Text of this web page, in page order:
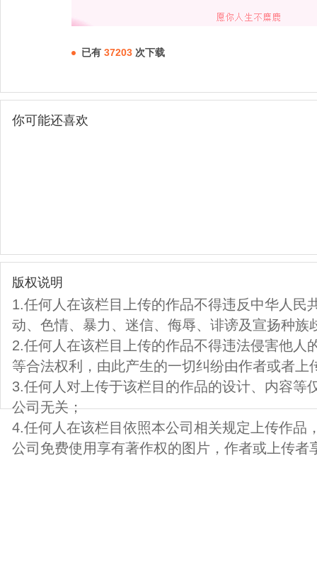
已有 37203 次下载
你可能还喜欢
版权说明
1.任何人在该栏目上传的作品不得违反中华人民
动、色情、暴力、迷信、侮辱、诽谤及宣扬种族
2.任何人在该栏目上传的作品不得违法侵害他人
等合法权利，由此产生的一切纠纷由作者或者上
3.任何人对上传于该栏目的作品的设计、内容等
公司无关；
4.任何人在该栏目依照本公司相关规定上传作品
公司免费使用享有著作权的图片，作者或上传者